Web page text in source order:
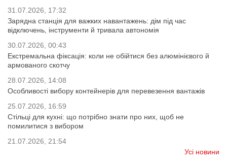
31.07.2026, 17:32
Зарядна станція для важких навантажень: дім під час
відключень, інструменти й тривала автономія
30.07.2026, 00:43
Екстремальна фіксація: коли не обійтися без алюмінієвого й
армованого скотчу
28.07.2026, 14:08
Особливості вибору контейнерів для перевезення вантажів
25.07.2026, 16:59
Стільці для кухні: що потрібно знати про них, щоб не
помилитися з вибором
21.07.2026, 21:54
Усі новини